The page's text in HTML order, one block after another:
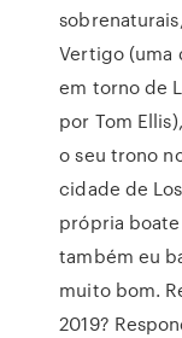
Vertigo (uma
em torno de
por Tom
o seu trono
cidade de
própria
também eu
muito bom.
2019?